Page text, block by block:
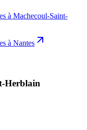
à Machecoul-Saint-
à Nantes
Herblain